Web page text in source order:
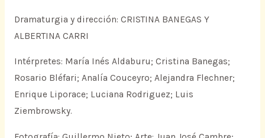
Dramaturgia y dirección: CRISTINA BANEGAS Y
ALBERTINA CARRI
Intérpretes: María Inés Aldaburu; Cristina Banegas;
Rosario Bléfari; Analía Couceyro; Alejandra Flechner;
Enrique Liporace; Luciana Rodriguez; Luis
Ziembrowsky.